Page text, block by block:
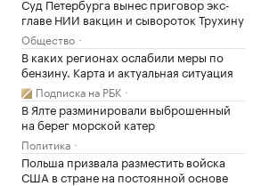
Суд Петербурга вынес приговор экс-
главе НИИ вакцин и сывороток Трухину
Общество
В каких регионах ослабили меры по
бензину. Карта и актуальная ситуация
Подписка на РБК
В Ялте разминировали выброшенный
на берег морской катер
Политика
Польша призвала разместить войска
США в стране на постоянной основе